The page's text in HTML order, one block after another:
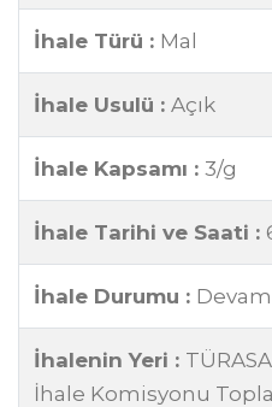
İhale Türü : Mal
İhale Usulü : Açık
İhale Kapsamı : 3/g
İhale Tarihi ve Saati :
İhale Durumu :
İhalenin Yeri :
İhale Komisyonu